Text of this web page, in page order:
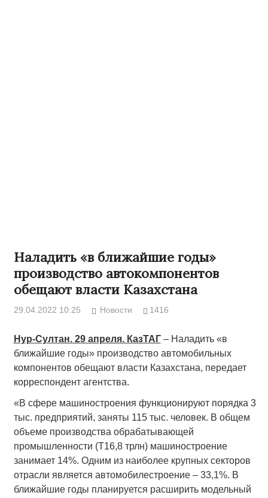
Наладить «в ближайшие годы»
производство автокомпонентов
обещают власти Казахстана
29.04.2022 10:25 Новости 1416
Нур-Султан. 29 апреля. КазТАГ– Наладить «в
ближайшие годы» производство автомобильных
компонентов обещают власти Казахстана, передает
корреспондент агентства.
«В сфере машиностроения функционируют порядка 3
тыс. предприятий, заняты 115 тыс. человек. В общем
объеме производства обрабатывающей
промышленности (Т16,8 трлн) машиностроение
занимает 14%. Одним из наиболее крупных секторов
отрасли является автомобилестроение – 33,1%. В
ближайшие годы планируется расширить модельный